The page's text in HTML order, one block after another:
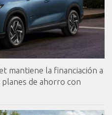
mantiene la financiación a
planes de ahorro con